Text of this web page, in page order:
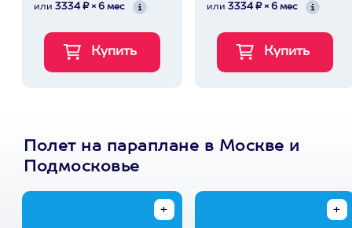
или 3334 ₽ × 6 мес или 3334 ₽ × 6 мес
Полет на параплане в Москве и
Подмосковье